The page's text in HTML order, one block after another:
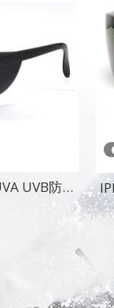
占地
示
的选
UVB防护